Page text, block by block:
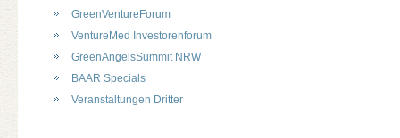
GreenVentureForum
VentureMed Investorenforum
GreenAngelsSummit NRW
BAAR Specials
Veranstaltungen Dritter